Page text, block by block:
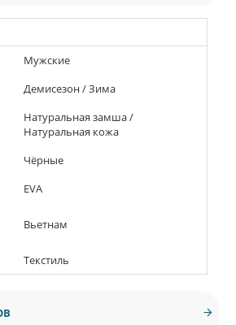
Мужские
Демисезон / Зима
Натуральная замша /
Натуральная кожа
Чёрные
EVA
Вьетнам
Текстиль